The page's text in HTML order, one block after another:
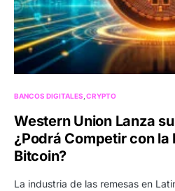
BANCOS DIGITALES CRYPTO
Western Union Lanza
¿Podrá Competir con la
Bitcoin?
La industria de las remesas en